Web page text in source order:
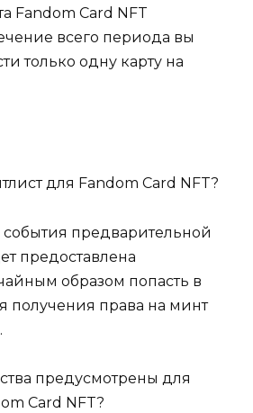
Fandom Card NFT
всего периода вы
только одну карту на
для Fandom Card NFT?
предварительной
предоставлена
образом попасть в
получения права на минт
предусмотрены для
Card NFT?